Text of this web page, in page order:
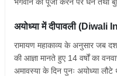
अयोध्या में दीपावली (Diwali
रामायण महाकाव्य के अनुसार जब
की आज्ञा मानते हुए 14 वर्षों का
अमावस्या के दिन पुनः अयोध्या लौटे